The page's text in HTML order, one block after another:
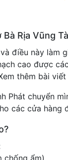
Rịa Vũng
điều này
cao được
thêm bài viết
Phát chuyển
các cửa hàng
chống ẩm)